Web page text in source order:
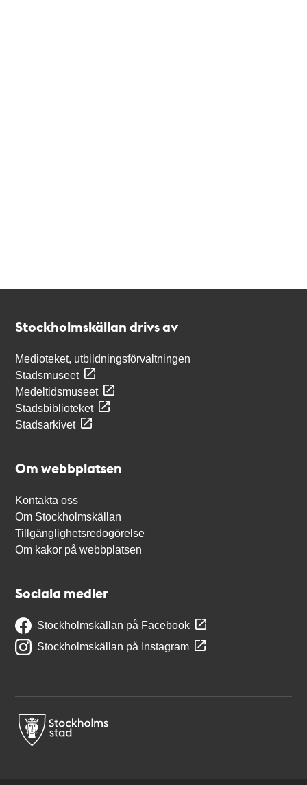
Stockholmskällan drivs av
Medioteket, utbildningsförvaltningen
Stadsmuseet
Medeltidsmuseet
Stadsbiblioteket
Stadsarkivet
Om webbplatsen
Kontakta oss
Om Stockholmskällan
Tillgänglighetsredogörelse
Om kakor på webbplatsen
Sociala medier
Stockholmskällan på Facebook
Stockholmskällan på Instagram